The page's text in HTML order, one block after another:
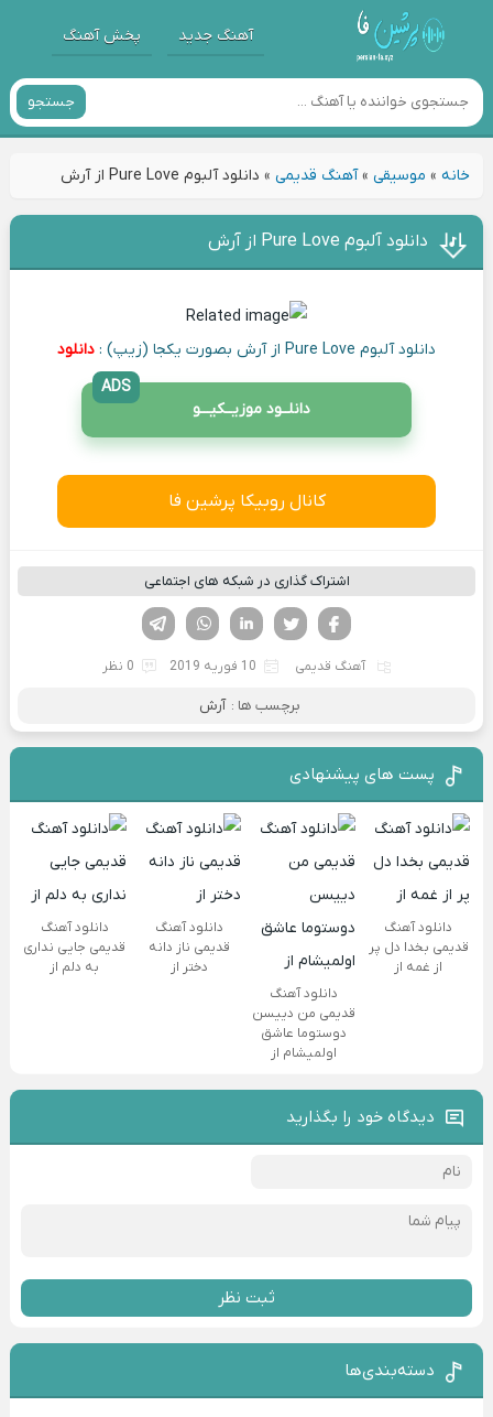
آهنگ جدید پخش آهنگ
جستجو
خانه» موسیقی»آهنگ قدیمی» دانلود آلبوم Pure Love از آرش
دانلود آلبوم Pure Love از آرش
دانلود آلبوم Pure Love از آرش بصورت یکجا (زیپ) : دانلود
دانلــود موزیــکیـــو
ADS
کانال روبیکا پرشین فا
اشتراک گذاری در شبکه های اجتماعی
لینکدین تویتر
فیسوک
آهنگ قدیمی 10 فوریه 2019 0 نظر
برچسب ها : آرش
پست های پیشنهادی
دانلود آهنگ
قدیمی بخدا دل پر
از غمه از
دانلود آهنگ
قدیمی من دییسن
دوستوما عاشق
اولمیشام از
دانلود آهنگ
قدیمی ناز دانه
دختر از
دانلود آهنگ
قدیمی جایی نداری
به دلم از
دیدگاه خود را بگذارید
ثبت نظر
دسته‌بندی‌ها